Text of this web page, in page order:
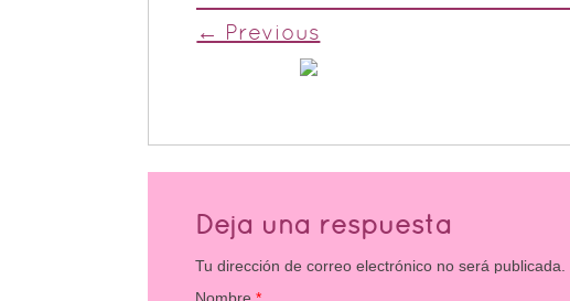
← Previous
Deja una respuesta
Tu dirección de correo electrónico no será publicada.